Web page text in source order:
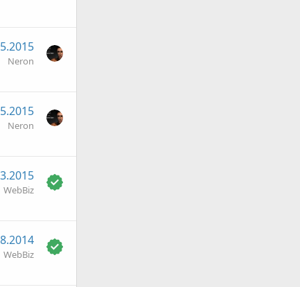
Neron
Neron
WebBiz
WebBiz